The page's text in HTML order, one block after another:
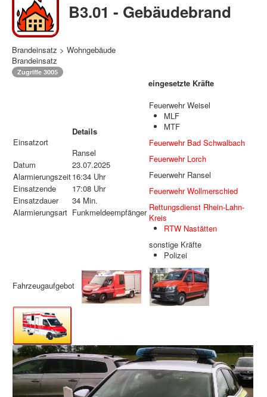
B3.01 - Gebäudebrand
Brandeinsatz > Wohngebäude
Brandeinsatz
Zugriffe 3005
Einsatzort
Details
Ransel
Datum
23.07.2025
Alarmierungszeit16:34 Uhr
Einsatzende
17:08 Uhr
Einsatzdauer
34 Min.
Alarmierungsart Funkmeldeempfänger
eingesetzte Kräfte
Feuerwehr Weisel
MLF
MTF
Feuerwehr Bad Schwalbach
Feuerwehr Lorch
Feuerwehr Ransel
Feuerwehr Wollmerschied
Rettungsdienst Rhein-Lahn-
Kreis
RTW Nastätten
sonstige Kräfte
Polizei
Fahrzeugaufgebot